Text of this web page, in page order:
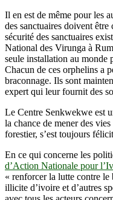
Il en est de même pour les
des sanctuaires doivent
sécurité des sanctuaires
National des Virunga à
seule installation au monde
Chacun de ces orphelins a
braconnage. Ils sont
expert qui leur fournit des
Le Centre Senkwekwe est
la chance de mener des
forestier, s’est toujours
En ce qui concerne les
d’Action Nationale pour
« renforcer la lutte contre le
illicite d’ivoire et d’autres